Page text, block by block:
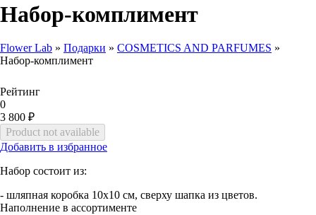
Набор-комплимент
You are here
Flower Lab » Подарки » COSMETICS AND PARFUMES »
Набор-комплимент
Рейтинг
0
3 800 ₽
Добавить в избранное
Набор состоит из:
- шляпная коробка 10х10 см, сверху шапка из цветов.
Наполнение в ассортименте